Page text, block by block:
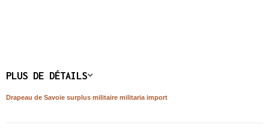
PLUS DE DÉTAILS
Drapeau de Savoie surplus militaire militaria import